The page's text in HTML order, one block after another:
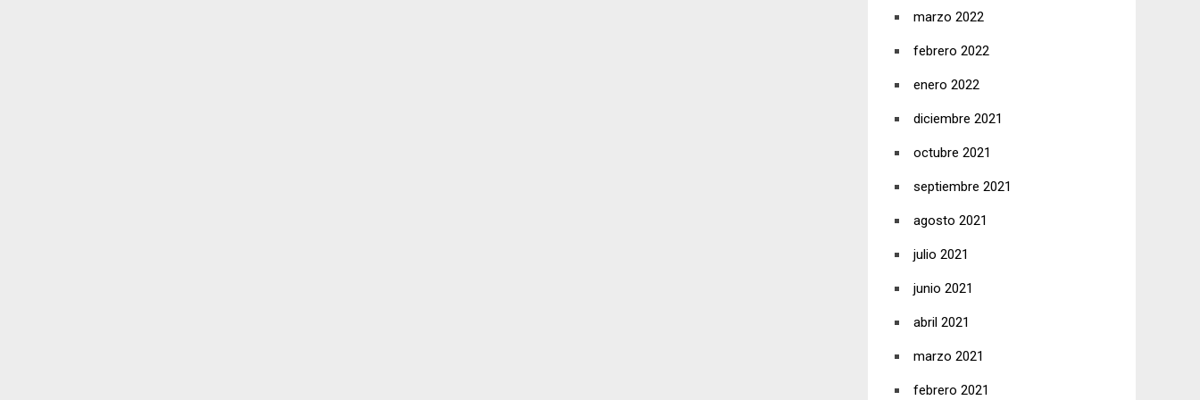
marzo 2022
febrero 2022
enero 2022
diciembre 2021
octubre 2021
septiembre 2021
agosto 2021
julio 2021
junio 2021
abril 2021
marzo 2021
febrero 2021